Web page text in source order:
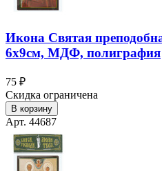
Икона Святая
6х9см, МДФ, полиграфия
75 ₽
Скидка ограничена
В корзину
Арт. 44687